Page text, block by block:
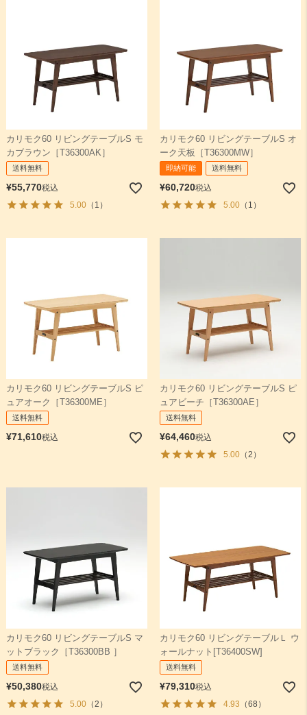
カリモク60 リビングテーブルS モ
カブラウン［T36300AK］
送料無料
¥55,770税込
5.00（1）
カリモク60 リビングテーブルS オ
ーク天板［T36300MW］
即納可能 送料無料
¥60,720税込
5.00（1）
カリモク60 リビングテーブルS ピ
ュアオーク［T36300ME］
送料無料
¥71,610税込
カリモク60 リビングテーブルS ピ
ュアビーチ［T36300AE］
送料無料
¥64,460税込
5.00（2）
カリモク60 リビングテーブルS マ
ットブラック［T36300BB ］
送料無料
¥50,380税込
5.00（2）
カリモク60 リビングテーブルＬ ウ
ォールナット[T36400SW]
送料無料
¥79,310税込
4.93 （68）